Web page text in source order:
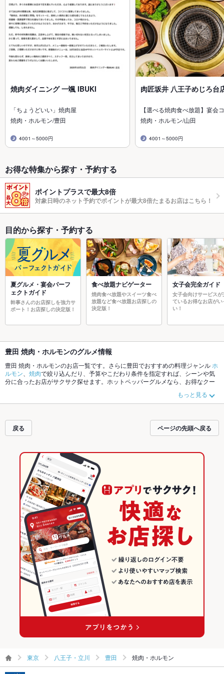
焼肉ダイニング 一颯 IBUKI
「ちょうどいい」焼肉屋
焼肉・ホルモン/豊田
4001～5000円
肉匠坂井 八王子めじろ台
【選べる焼肉食べ放題】宴会
焼肉・ホルモン/山田
4001～5000円
お得な特集から探す・予約する
ポイントプラスで最大8倍
対象日時のネット予約でポイントが最大8倍たまるお店はこちら！
目的から探す・予約する
夏グルメ・宴会パーフ
ェクトガイド
幹事さんのお店探しを強力サ
ポート！お店探しの決定版！
食べ放題ナビゲーター
焼肉食べ放題やスイーツ食べ
放題など食べ放題お店探しの
決定版！
女子会完全ガイド
女子会向けサービスが
ているお得なお店がい
い！
豊田 焼肉・ホルモンのグルメ情報
豊田 焼肉・ホルモンのお店一覧です。さらに豊田でおすすめの料理ジャンル ホ
ルモン
焼肉で絞り込んだり、予算やこだわり条件を指定すれば、シーンや気
分に合ったお店がサクサク探せます。ホットペッパーグルメなら、お得なクー
最新情報をご紹介しているので安心！24時間使える簡単便利なネット予約が使
えるお店も拡大中です。友達どうしの飲み会にも、会社の宴会にも、デートや
もっと見る
戻る ページの先頭へ戻る
東京 八王子・立川 豊田 焼肉・ホルモン